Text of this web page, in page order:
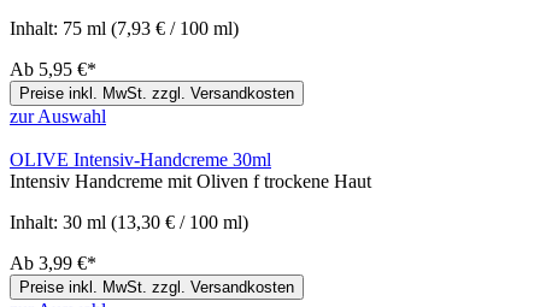
Inhalt: 75 ml (7,93 € / 100 ml)
Ab 5,95 €*
Preise inkl. MwSt. zzgl. Versandkosten
zur Auswahl
OLIVE Intensiv-Handcreme 30ml
Intensiv Handcreme mit Oliven f trockene Haut
Inhalt: 30 ml (13,30 € / 100 ml)
Ab 3,99 €*
Preise inkl. MwSt. zzgl. Versandkosten